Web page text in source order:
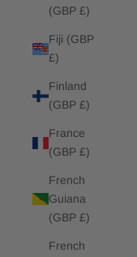
(GBP £)
Fiji (GBP
£)
Finland
(GBP £)
France
(GBP £)
French
Guiana
(GBP £)
French